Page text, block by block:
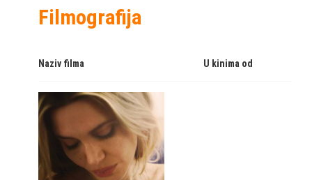
Filmografija
Naziv filma U kinima od